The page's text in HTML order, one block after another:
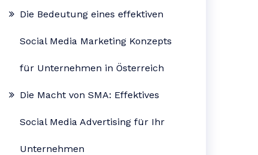
Die Bedeutung eines effektiven
Social Media Marketing Konzepts
für Unternehmen in Österreich
Die Macht von SMA: Effektives
Social Media Advertising für Ihr
Unternehmen